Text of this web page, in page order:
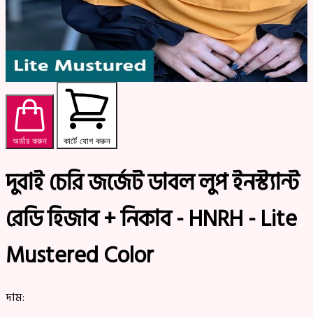
অর্ডার করুন কার্টে যোগ করুন
দুবাই চেরি জর্জেট ডাবল লুপ ইনস্ট্যান্ট
রেডি হিজাব + নিকাব - HNRH - Lite
Mustered Color
দাম: